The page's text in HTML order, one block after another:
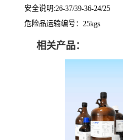
安全说明:26-37/39-36-24/25
危险品运输编号：25kgs
相关产品：